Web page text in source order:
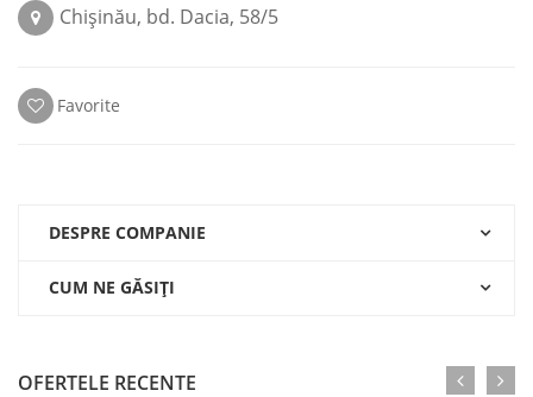
Chişinău, bd. Dacia, 58/5
Favorite
DESPRE COMPANIE
CUM NE GĂSIŢI
OFERTELE RECENTE